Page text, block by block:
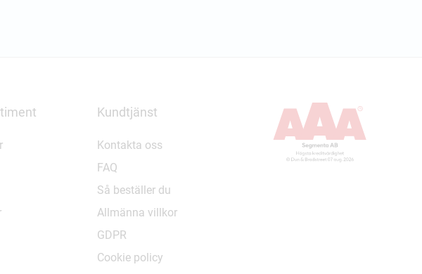
Kundtjänst
Kontakta oss
FAQ
Så beställer du
Allmänna villkor
GDPR
Cookie policy